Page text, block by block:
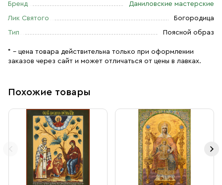
Бренд Даниловские мастерские
Лик Святого Богородица
Тип Поясной образ
* – цена товара действительна только при оформлении
заказов через сайт и может отличаться от цены в лавках.
Похожие товары